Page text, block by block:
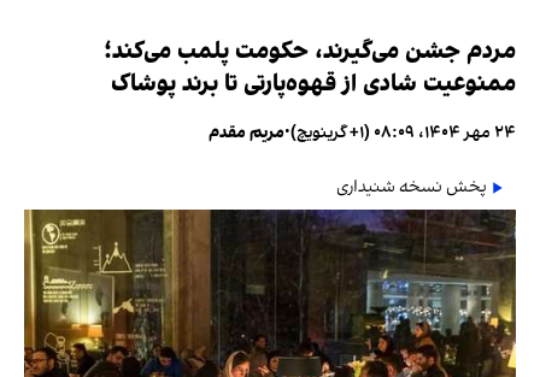
مردم جشن می‌گیرند، حکومت پلمب می‌کند؛
ممنوعیت شادی از قهوه‌پارتی تا برند پوشاک
۲۴ مهر ۱۴۰۴، ۰۸:۰۹ (‎+۱ گرینویچ) •مریم مقدم
پخش نسخه شنیداری